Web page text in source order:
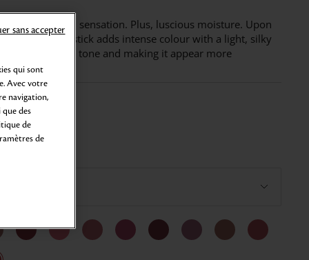
light smooth sensation. Plus, luscious moisture. ​Upon
like matte lipstick adds intense colour with a light, silky
with the skin tone and making it appear more
qui sont
Avec votre
navigation,
des
de
de
sans accepter